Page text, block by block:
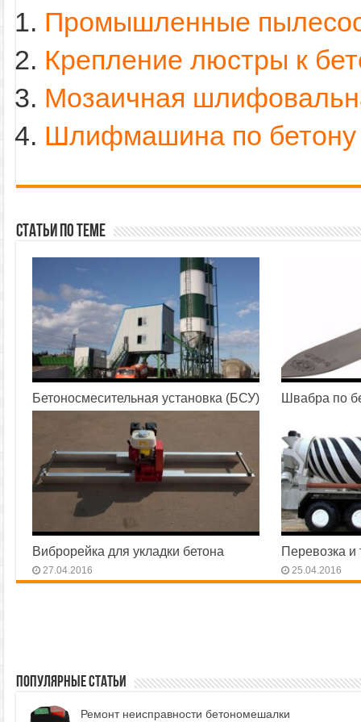
Промышленные
Крепление люстры к
Мозаичная
Шлифмашина по бетону
Статьи по теме
Бетоносмесительная установка (БСУ) Швабра по
Виброрейка для укладки бетона
27.04.2016
Перевозка и
25.04.2016
Популярные статьи
Ремонт неисправности бетономешалки